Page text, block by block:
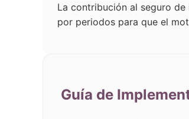
La contribución al seguro
por periodos para que el
Guía de